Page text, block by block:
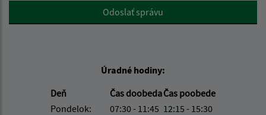
Google reCaptcha ResponseOdoslať správu
Úradné hodiny:
Deň
Čas doobedaČas poobede
Pondelok:
07:30 - 11:45 12:15 - 15:30